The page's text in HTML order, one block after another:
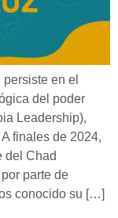
en el
del poder
Leadership),
finales de 2024,
del Chad
parte de
conocido su […]